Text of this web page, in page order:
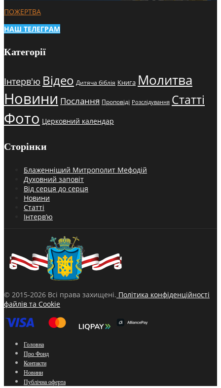
ПОЖЕРТВА
НАШ ТЕЛЕГРАМ
Категорії
Інтерв'ю Відео Дитяча біблія Книга Молитва
Новини Послання Проповіді Розслідування Статті
Фото Церковний календар
Сторінки
Блаженніший Митрополит Мефодій
Духовний заповіт
Від серця до серця
Новини
Статті
Інтерв’ю
© 2015-2026 Всі права захищені. Політика конфіденційності
файлів та Cookie
Головна
Про Фонд
Контакти
Новини
Публічна оферта